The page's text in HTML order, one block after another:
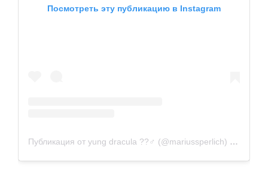
Посмотреть эту публикацию в Instagram
Публикация от yung dracula ??‍♂️ (@mariussperlich) 21 Мар